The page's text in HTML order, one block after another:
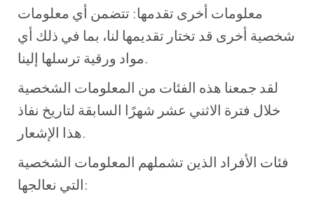
معلومات أخرى تقدمها: تتضمن أي معلومات
شخصية أخرى قد تختار تقديمها لنا، بما في ذلك أي
مواد ورقية ترسلها إلينا.
لقد جمعنا هذه الفئات من المعلومات الشخصية
خلال فترة الاثني عشر شهرًا السابقة لتاريخ نفاذ
هذا الإشعار.
فئات الأفراد الذين تشملهم المعلومات الشخصية
التي نعالجها: